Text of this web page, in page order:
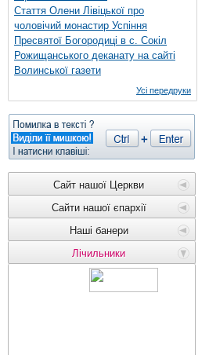
Стаття Олени Лівіцької про
чоловічий монастир Успіння
Пресвятої Богородиці в с. Сокіл
Рожищанського деканату на сайті
Волинської газети
Усі передруки
Сайт нашої Церкви
Сайти нашої єпархії
Наші банери
Лічильники